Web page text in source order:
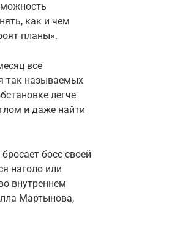
как и чем
планы».
все
так называемых
легче
и даже найти
босс своей
наголо или
внутреннем
Мартынова,